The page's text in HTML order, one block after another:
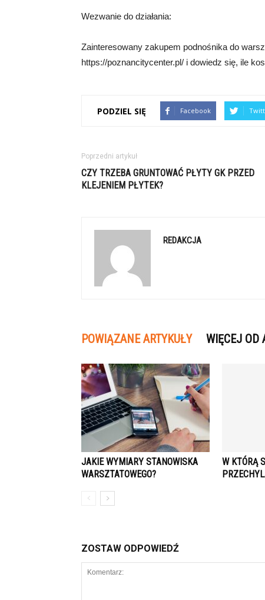
Wezwanie do działania:
Zainteresowany zakupem podnośnika do
https://poznancitycenter.pl/ i dowiedz się, ile
PODZIEL SIĘ Facebook
Poprzedni artykuł
CZY TRZEBA GRUNTOWAĆ PŁYTY GK PRZED
KLEJENIEM PŁYTEK?
REDAKCJA
POWIĄZANE ARTYKUŁY WIĘCEJ OD
JAKIE WYMIARY STANOWISKA
WARSZTATOWEGO?
W KTÓRĄ
ZOSTAW ODPOWIEDŹ